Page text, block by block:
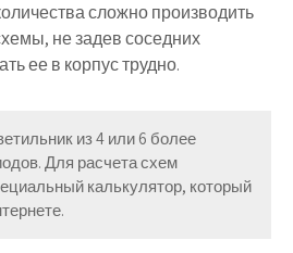
сложно производить
не задев соседних
ее в корпус трудно.
из 4 или 6 более
Для расчета схем
калькулятор, который